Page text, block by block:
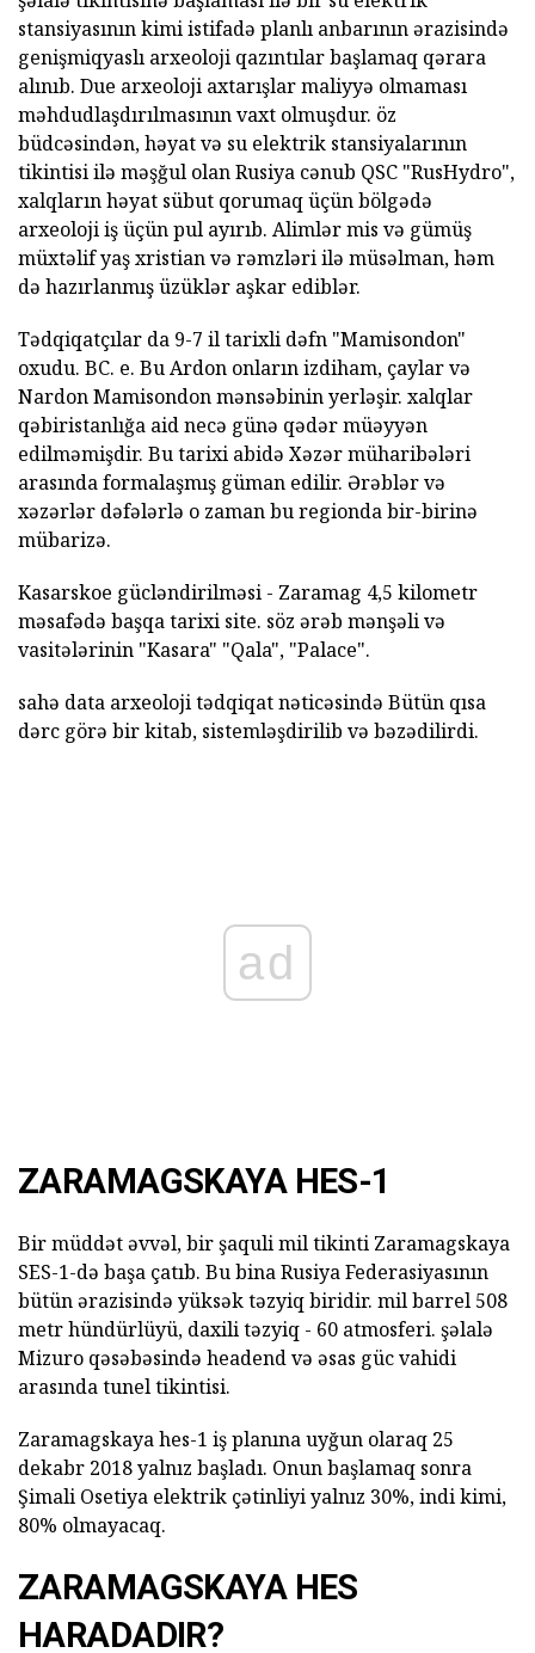
stansiyasının kimi istifadə planlı anbarının ərazisində
genişmiqyaslı arxeoloji qazıntılar başlamaq qərara
alınıb. Due arxeoloji axtarışlar maliyyə olmaması
məhdudlaşdırılmasının vaxt olmuşdur. öz
büdcəsindən, həyat və su elektrik stansiyalarının
tikintisi ilə məşğul olan Rusiya cənub QSC "RusHydro",
xalqların həyat sübut qorumaq üçün bölgədə
arxeoloji iş üçün pul ayırıb. Alimlər mis və gümüş
müxtəlif yaş xristian və rəmzləri ilə müsəlman, həm
də hazırlanmış üzüklər aşkar ediblər.
Tədqiqatçılar da 9-7 il tarixli dəfn "Mamisondon"
oxudu. BC. e. Bu Ardon onların izdiham, çaylar və
Nardon Mamisondon mənsəbinin yerləşir. xalqlar
qəbiristanlığa aid necə günə qədər müəyyən
edilməmişdir. Bu tarixi abidə Xəzər müharibələri
arasında formalaşmış güman edilir. Ərəblər və
xəzərlər dəfələrlə o zaman bu regionda bir-birinə
mübarizə.
Kasarskoe gücləndirilməsi - Zaramag 4,5 kilometr
məsafədə başqa tarixi site. söz ərəb mənşəli və
vasitələrinin "Kasara" "Qala", "Palace".
sahə data arxeoloji tədqiqat nəticəsində Bütün qısa
dərc görə bir kitab, sistemləşdirilib və bəzədilirdi.
ad
ZARAMAGSKAYA HES-1
Bir müddət əvvəl, bir şaquli mil tikinti Zaramagskaya
SES-1-də başa çatıb. Bu bina Rusiya Federasiyasının
bütün ərazisində yüksək təzyiq biridir. mil barrel 508
metr hündürlüyü, daxili təzyiq - 60 atmosferi. şəlalə
Mizuro qəsəbəsində headend və əsas güc vahidi
arasında tunel tikintisi.
Zaramagskaya hes-1 iş planına uyğun olaraq 25
dekabr 2018 yalnız başladı. Onun başlamaq sonra
Şimali Osetiya elektrik çətinliyi yalnız 30%, indi kimi,
80% olmayacaq.
ZARAMAGSKAYA HES
HARADADIR?